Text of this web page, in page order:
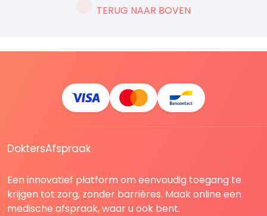
TERUG NAAR BOVEN
DoktersAfspraak
Een innovatief platform om eenvoudig toegang te
krijgen tot zorg, zonder barrières. Maak online een
medische afspraak, waar u ook bent.